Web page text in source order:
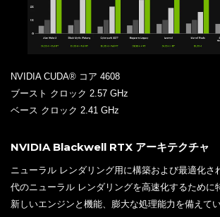
NVIDIA CUDA® コア 4608
ブースト クロック 2.57 GHz
ベース クロック 2.41 GHz
NVIDIA Blackwell RTX アーキテクチャ
ニューラル レンダリング用に構築および最適化さ
代のニューラル レンダリングを高速化するために
新しいエンジンと機能、膨大な処理能力を備えてい